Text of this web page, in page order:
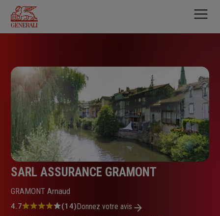
contenu
principal
SARL ASSURANCE GRAMONT
GRAMONT Arnaud
Note
4.7 (14)Donnez votre avis